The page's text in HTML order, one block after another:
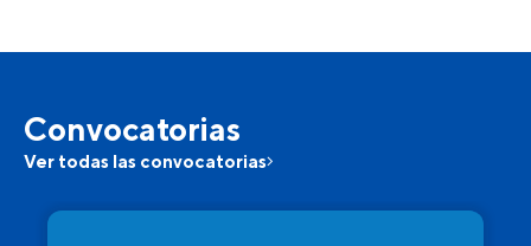
Convocatorias
Ver todas las convocatorias